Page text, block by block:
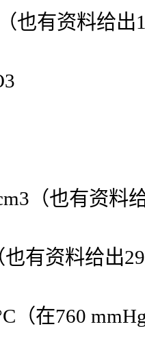
（也有资料给
（也有资
有资料给出
（在760